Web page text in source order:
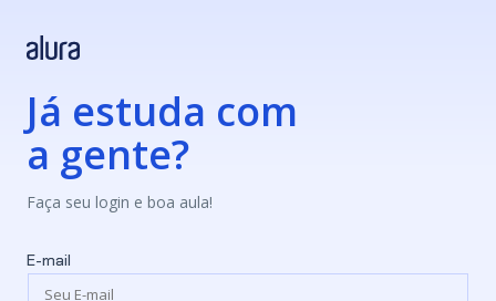
Já estuda com
a gente?
Faça seu login e boa aula!
E-mail